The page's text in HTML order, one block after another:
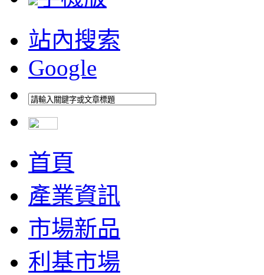
站內搜索
Google
首頁
產業資訊
市場新品
利基市場